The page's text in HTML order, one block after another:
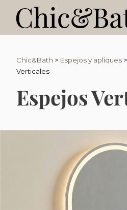
Chic&Bath > Espejos y apliques >
Verticales
Espejos